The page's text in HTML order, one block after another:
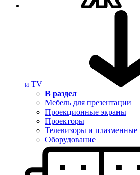
и TV
В раздел
Мебель для презентации
Проекционные экраны
Проекторы
Телевизоры и плазменные
Оборудование